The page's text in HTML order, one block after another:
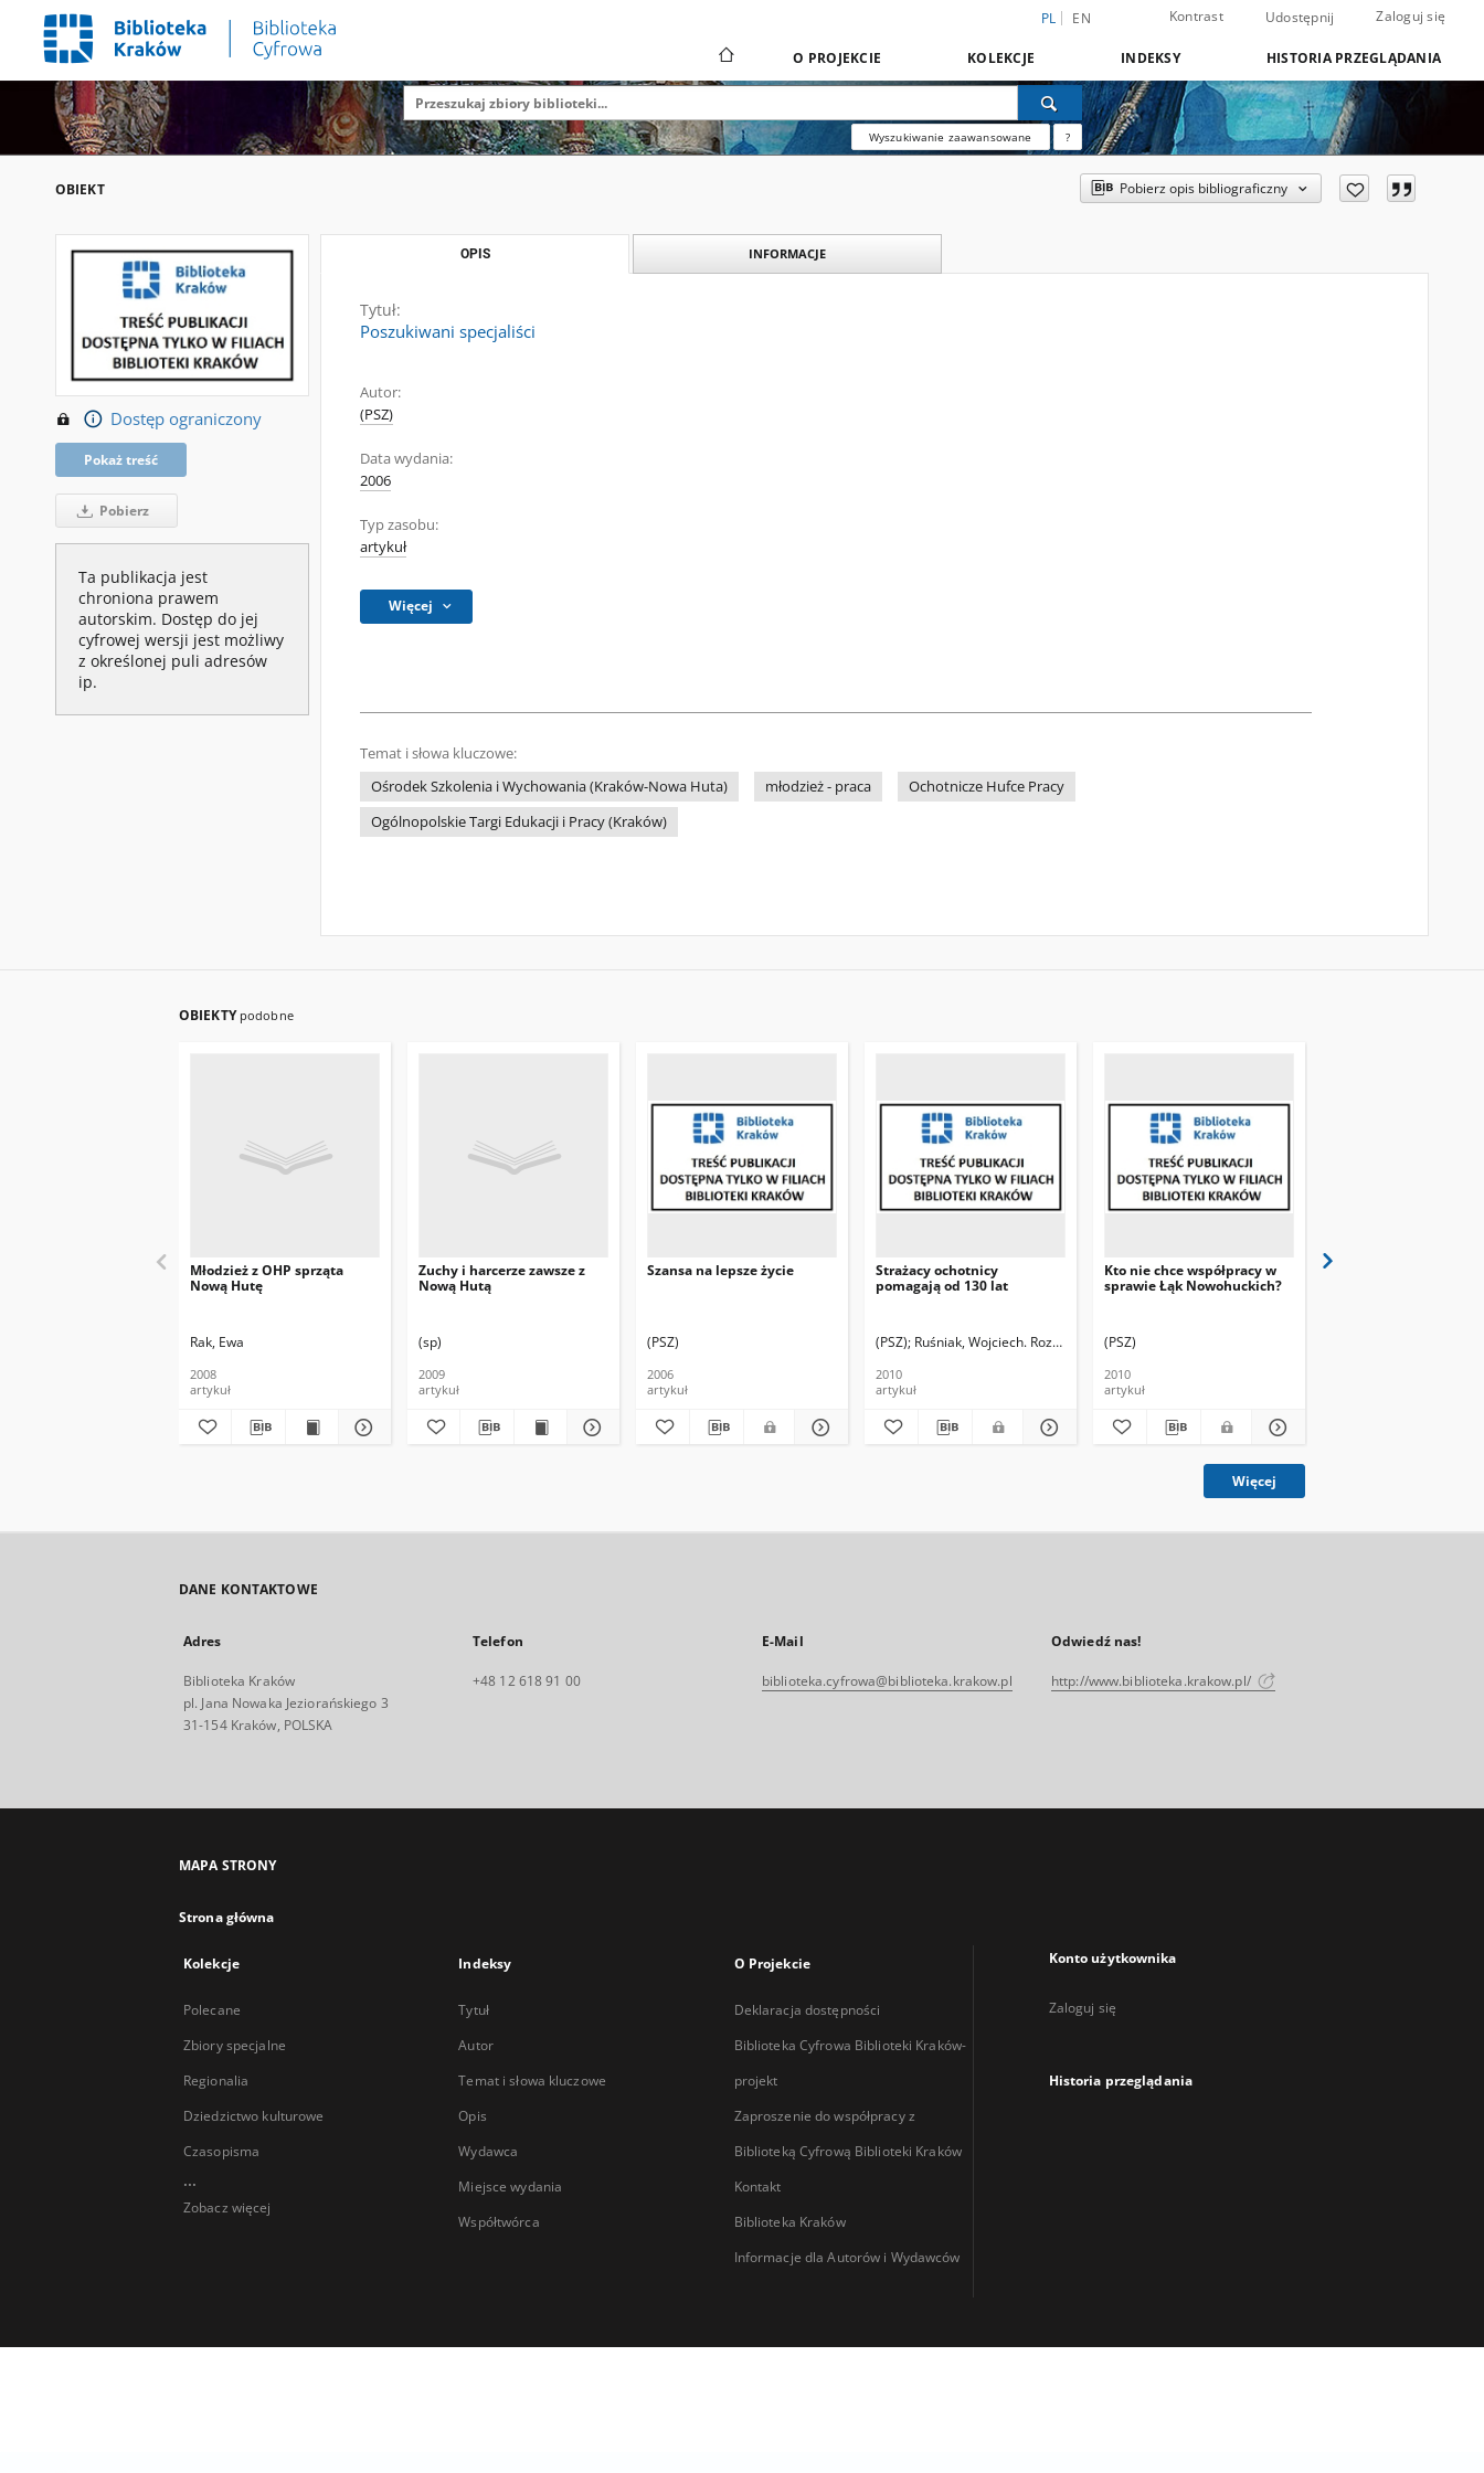
PL EN Kontrast Udostępnij Zaloguj się
O PROJEKCIE KOLEKCJE INDEKSY HISTORIA PRZEGLĄDANIA
Wyszukiwanie zaawansowane ?
OBIEKT Pobierz opis bibliograficzny
Dostęp ograniczony
Pokaż treść
Pobierz
Ta publikacja jest
chroniona prawem
autorskim. Dostęp do jej
cyfrowej wersji jest możliwy
z określonej puli adresów
ip.
OPIS INFORMACJE
Tytuł:
Poszukiwani specjaliści
Autor:
(PSZ)
Data wydania:
2006
Typ zasobu:
artykuł
Więcej
Temat i słowa kluczowe:
Ośrodek Szkolenia i Wychowania (Kraków-Nowa Huta)
młodzież - praca
Ochotnicze Hufce Pracy
Ogólnopolskie Targi Edukacji i Pracy (Kraków)
OBIEKTY podobne
Młodzież z OHP sprząta
Nową Hutę
Rak, Ewa
2008
artykuł
Zuchy i harcerze zawsze z
Nową Hutą
(sp)
2009
artykuł
Szansa na lepsze życie
(PSZ)
2006
artykuł
Strażacy ochotnicy
pomagają od 130 lat
(PSZ) Ruśniak, Wojciech. Rozm.
2010
artykuł
Kto nie chce współpracy w
sprawie Łąk Nowohuckich?
(PSZ)
2010
artykuł
Więcej
DANE KONTAKTOWE
Adres
Biblioteka Kraków
pl. Jana Nowaka Jeziorańskiego 3
31-154 Kraków, POLSKA
Telefon
+48 12 618 91 00
E-Mail
biblioteka.cyfrowa@biblioteka.krakow.pl
Odwiedź nas!
http://www.biblioteka.krakow.pl/
MAPA STRONY
Strona główna
Kolekcje
Polecane
Zbiory specjalne
Regionalia
Dziedzictwo kulturowe
Czasopisma
...
Zobacz więcej
Indeksy
Tytuł
Autor
Temat i słowa kluczowe
Opis
Wydawca
Miejsce wydania
Współtwórca
O Projekcie
Deklaracja dostępności
Biblioteka Cyfrowa Biblioteki Kraków-
projekt
Zaproszenie do współpracy z
Biblioteką Cyfrową Biblioteki Kraków
Kontakt
Biblioteka Kraków
Informacje dla Autorów i Wydawców
Konto użytkownika
Zaloguj się
Historia przeglądania